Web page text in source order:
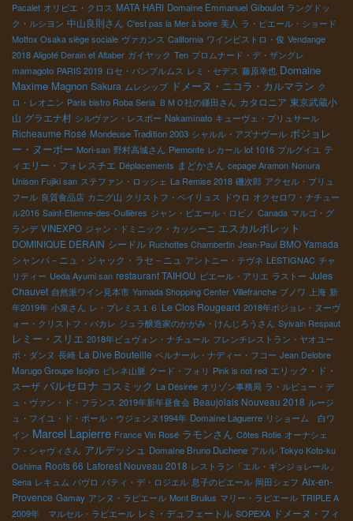
Pacalet オリビエ・クロス MATA HARI Domaine Emmanuel Giboulot ラングドッ
ク・ルシヨン 中山良則さん C'est pas la Mer à boire 美人 ラ・ピエール・ショード
Mottox Osaka siège sociale ヴァカンス California ワインビストロ・俊 Vendange
2018 Aligoté Derain et Altaber ガイヤック Ten プロムナード・デ・ザングレ
mamagoto PARIS 2019 ロセ・パンプルムス レミ・セデス 藤原幸也 Domaine
Maxime Magnon Sakura ムレシップ ドメーヌ・ニコラ・カルマラン ク
ロ・レオニン Paris bistro Roba Seria ＢＭＯ社の鎌田さん カタロニア 東京武蔵小
山 グラエナ村 シルヴァン・レスポー Nakaminato キューヴェ・プリュサール
Richeaume Rosé Mondeuse Tradition 2003 シャルル・アズナヴール ボジョレ
ー・ヌーボー Mori-san 野村高城さん Piemonte レカール lot 1016 ブルグイユ テ
ィエリー・フォレスチエ Déplacements まどかさん cepage Aramon Nonura
Unison Fujiki san ステファン・ロッシェ La Remise 2018 磯次郎 アクセル・プリュ
フール 良質食品店 カニグ山 クリストフ・ペイリュス ドウロ オクセロワ・ナチュー
ル2016 Saint-Etienne-des-Oullières ジャン・ピエール・ロビノ Canada マルゴ・グ
ランデ VINEXPO ジャン・ドミニック・カッシーニ エスカルポレット
DOMINIQUE DERAIN シードル Ruchottes Chambertin Jean-Paul BMO Yamada
シャンパ－ニュ・ジャック・ラセ－ニュ アントニー・テヴネ LESTIGNAC チャ
リティー Ueda Ayumi san restaurant TAIHOU ピエール・アリエ ラストー Jules
Chauvet 自然派ワイン見本市 Yamada Shopping Center Villefranche ブノワ 上海 新
年2019年 小泉さん レ・プレミス１６ Le Clos Rougeard 2018年ボジョレ・ヌーヴ
ォー・クリストフ・パカレ ジュラ醸造家のかがみ・けんじろうさん Syivain Respaut
レミー・スリエ 2018年ビュヴォン・ナチュール フレンチレストラン・ヤオユー
ポ・ダンヌ 長崎 La Dive Bouteille ベルナール・ナディー・フコー Jean Delobre
Marugo Groupe Isojiro ピレネ山脈 クード・フォリ Pink is not red エリック・ド・
スーザ バルセロナ コスミック La Désirée オリゾン事務局 ラ・ルビュー・デ
ュ・ヴァン・ド・フランス 2019年新年昼食会 Beaujolais Nouveau 2018 ルージ
ュ・フイユ・ド・ポール・ウジェンヌ1994年 Domaine Laguerre リショーム 白ワ
イン Marcel Lapierre France Vin Rosé ラモンさん Côtes Rotie オーナシェ
フ・シャヴィさん アルデッシュ Domaine Bruno Duchene アルル Tokyo Koto-ku
Oshima Roots 66 Laforest Nouveau 2018 レストラン「エル・ギンジョレール」
Sena レキュム パヴロ パティ・デ・ロジエル 息子のピエール 岡田シェフ Aix-en-
Provence Gamay アンヌ・ラピエール Mont Brulius マリー・ラピエール TRIPLE A
2009年 マルセル・ラピエール レミ・デュフェートル SOPEXA ドメーヌ・フィ